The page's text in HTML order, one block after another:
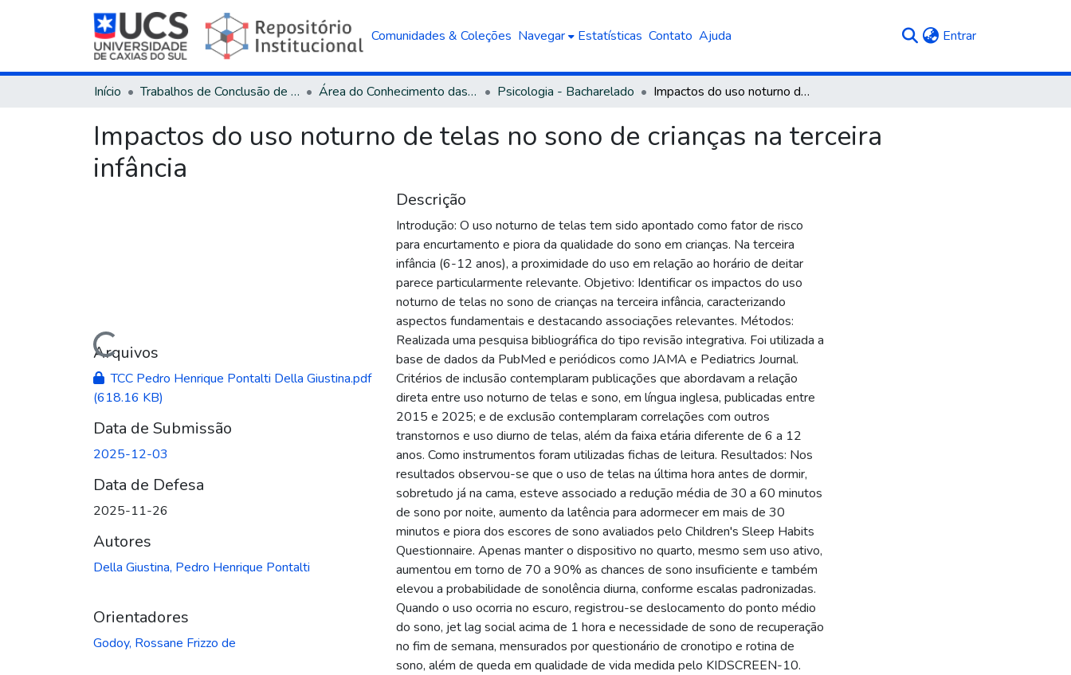
Comunidades & Coleções Navegar Estatísticas Contato Ajuda Entrar(current)
Início Trabalhos de Conclusão de Curso Área do Conhecimento das Ciências Humanas Psicologia - Bacharelado Impactos do uso noturno de telas no sono de crianças na terceira infância
Impactos do uso noturno de telas no sono de crianças na terceira
infância
Carregando...Arquivos
TCC Pedro Henrique Pontalti Della Giustina.pdf
(618.16 KB)
Data de Submissão
2025-12-03
Data de Defesa
2025-11-26
Autores
Della Giustina, Pedro Henrique Pontalti
Orientadores
Godoy, Rossane Frizzo de
Descrição
Introdução: O uso noturno de telas tem sido apontado como fator de risco
para encurtamento e piora da qualidade do sono em crianças. Na terceira
infância (6-12 anos), a proximidade do uso em relação ao horário de deitar
parece particularmente relevante. Objetivo: Identificar os impactos do uso
noturno de telas no sono de crianças na terceira infância, caracterizando
aspectos fundamentais e destacando associações relevantes. Métodos:
Realizada uma pesquisa bibliográfica do tipo revisão integrativa. Foi utilizada a
base de dados da PubMed e periódicos como JAMA e Pediatrics Journal.
Critérios de inclusão contemplaram publicações que abordavam a relação
direta entre uso noturno de telas e sono, em língua inglesa, publicadas entre
2015 e 2025; e de exclusão contemplaram correlações com outros
transtornos e uso diurno de telas, além da faixa etária diferente de 6 a 12
anos. Como instrumentos foram utilizadas fichas de leitura. Resultados: Nos
resultados observou-se que o uso de telas na última hora antes de dormir,
sobretudo já na cama, esteve associado a redução média de 30 a 60 minutos
de sono por noite, aumento da latência para adormecer em mais de 30
minutos e piora dos escores de sono avaliados pelo Children's Sleep Habits
Questionnaire. Apenas manter o dispositivo no quarto, mesmo sem uso ativo,
aumentou em torno de 70 a 90% as chances de sono insuficiente e também
elevou a probabilidade de sonolência diurna, conforme escalas padronizadas.
Quando o uso ocorria no escuro, registrou-se deslocamento do ponto médio
do sono, jet lag social acima de 1 hora e necessidade de sono de recuperação
no fim de semana, mensurados por questionário de cronotipo e rotina de
sono, além de queda em qualidade de vida medida pelo KIDSCREEN-10.